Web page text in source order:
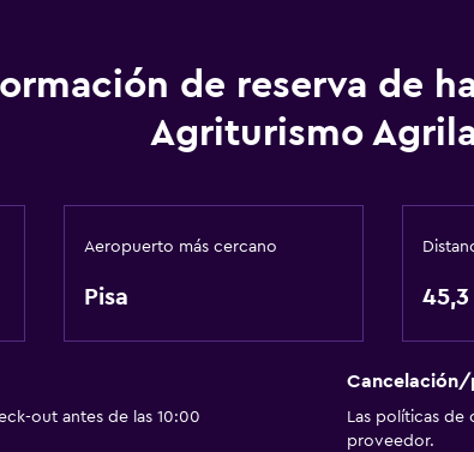
de reserva de
Agriturismo
Aeropuerto más cercano
Pisa
out antes de las 10:00
Cancelación/
Las políticas
proveedor.